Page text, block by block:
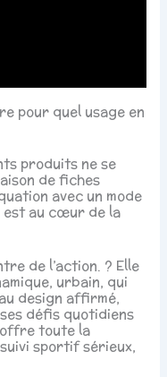
pour quel usage en
produits ne se
de fiches
avec un mode
est au cœur de la
de l’action. ? Elle
urbain, qui
design affirmé,
défis quotidiens
offre toute la
sportif sérieux,